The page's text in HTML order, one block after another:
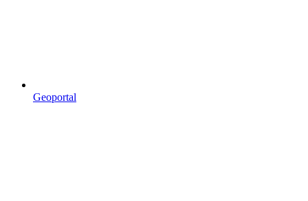
Geoportal